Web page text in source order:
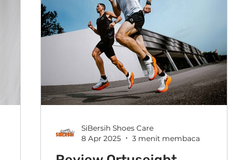
SiBersih Shoes Care
8 Apr 2025
3 menit membaca